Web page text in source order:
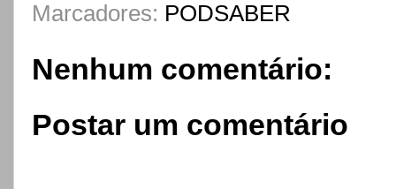
Marcadores: PODSABER
Nenhum comentário:
Postar um comentário